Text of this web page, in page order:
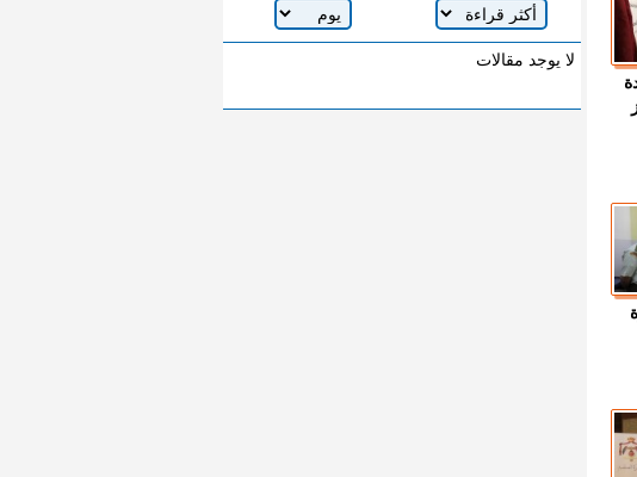
لا يوجد مقالات